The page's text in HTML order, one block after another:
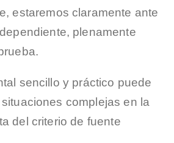
estaremos claramente ante
plenamente
sencillo y práctico puede
complejas en la
del criterio de fuente